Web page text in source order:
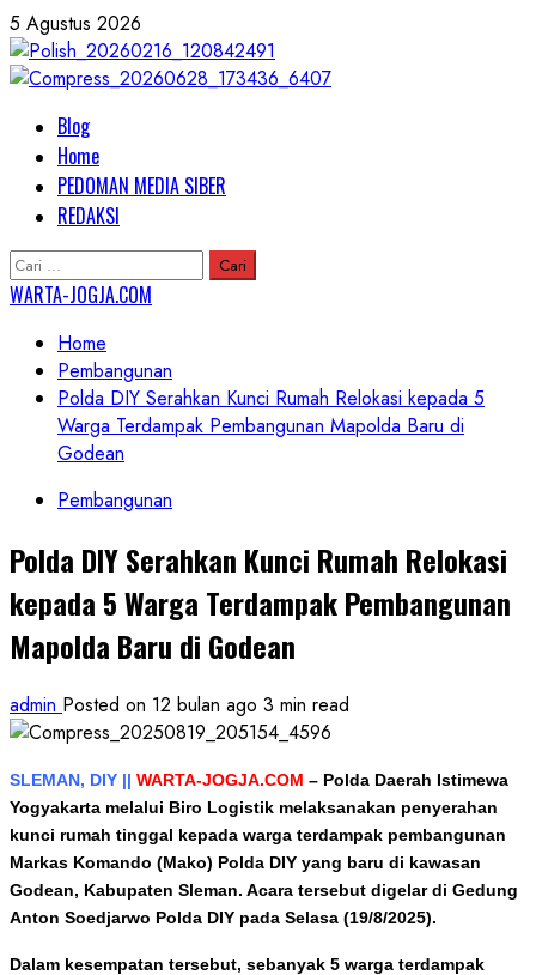
Skip
to
content
5 Agustus 2026
Primary
Menu
Blog
Home
PEDOMAN MEDIA SIBER
REDAKSI
Cari
untuk:
WARTA-JOGJA.COM
Home
Pembangunan
Polda DIY Serahkan Kunci Rumah Relokasi kepada 5
Warga Terdampak Pembangunan Mapolda Baru di
Godean
Pembangunan
Polda DIY Serahkan Kunci Rumah Relokasi
kepada 5 Warga Terdampak Pembangunan
Mapolda Baru di Godean
admin Posted on 12 bulan ago 3 min read
SLEMAN, DIY || WARTA-JOGJA.COM – Polda Daerah Istimewa
Yogyakarta melalui Biro Logistik melaksanakan penyerahan
kunci rumah tinggal kepada warga terdampak pembangunan
Markas Komando (Mako) Polda DIY yang baru di kawasan
Godean, Kabupaten Sleman. Acara tersebut digelar di Gedung
Anton Soedjarwo Polda DIY pada Selasa (19/8/2025).
Dalam kesempatan tersebut, sebanyak 5 warga terdampak